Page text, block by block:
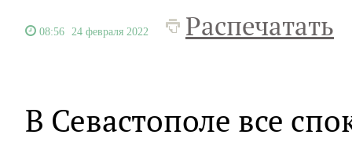
08:56 24 февраля 2022 Распечатать
В Севастополе все